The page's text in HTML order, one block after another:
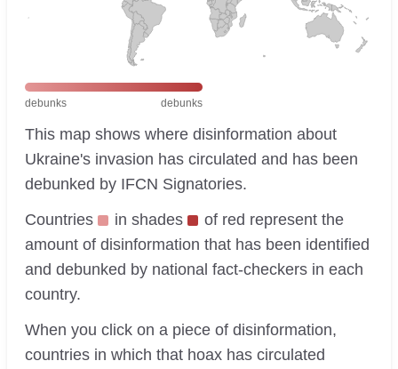
debunks debunks
This map shows where disinformation about
Ukraine's invasion has circulated and has been
debunked by IFCN Signatories.
Countries
in shades
of red represent the
amount of disinformation that has been identified
and debunked by national fact-checkers in each
country.
When you click on a piece of disinformation,
countries in which that hoax has circulated